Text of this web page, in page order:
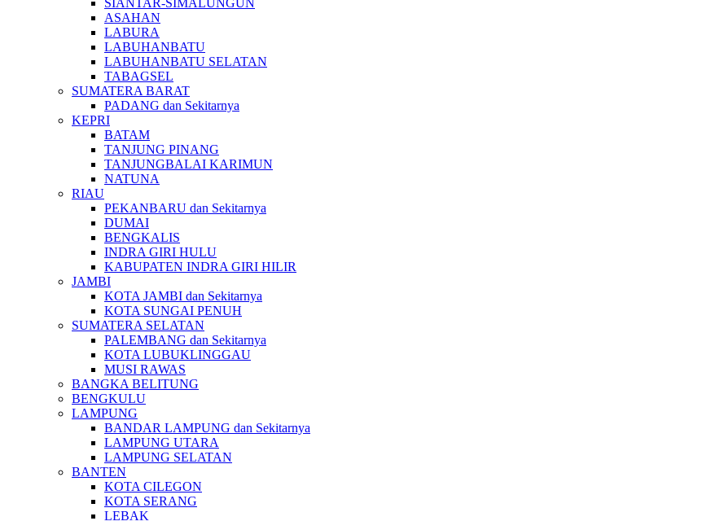
SIANTAR-SIMALUNGUN
ASAHAN
LABURA
LABUHANBATU
LABUHANBATU SELATAN
TABAGSEL
SUMATERA BARAT
PADANG dan Sekitarnya
KEPRI
BATAM
TANJUNG PINANG
TANJUNGBALAI KARIMUN
NATUNA
RIAU
PEKANBARU dan Sekitarnya
DUMAI
BENGKALIS
INDRA GIRI HULU
KABUPATEN INDRA GIRI HILIR
JAMBI
KOTA JAMBI dan Sekitarnya
KOTA SUNGAI PENUH
SUMATERA SELATAN
PALEMBANG dan Sekitarnya
KOTA LUBUKLINGGAU
MUSI RAWAS
BANGKA BELITUNG
BENGKULU
LAMPUNG
BANDAR LAMPUNG dan Sekitarnya
LAMPUNG UTARA
LAMPUNG SELATAN
BANTEN
KOTA CILEGON
KOTA SERANG
LEBAK